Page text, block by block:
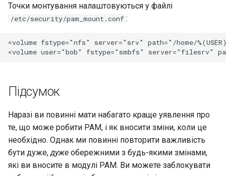
Точки монтування налаштовуються у файлі
/etc/security/pam_mount.conf :
<volume fstype="nfs" server="srv" path="/home/
Підсумок
Наразі ви повинні мати набагато краще уявлення про
те, що може робити PAM, і як вносити зміни, коли це
необхідно. Однак ми повинні повторити важливість
бути дуже, дуже обережними з будь-якими змінами,
які ви вносите в модулі PAM. Ви можете заблокувати